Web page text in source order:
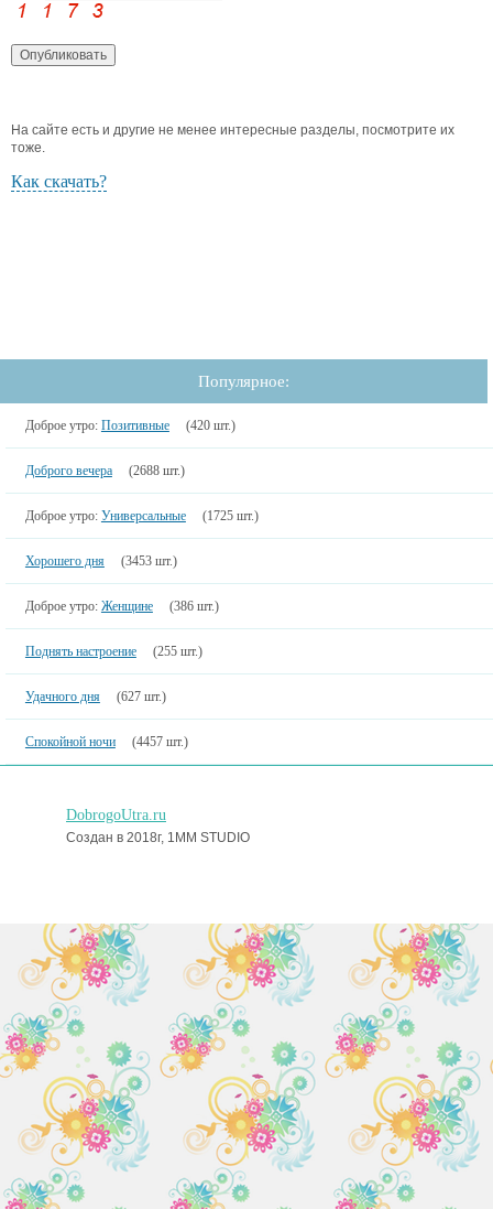
На сайте есть и другие не менее интересные разделы, посмотрите их
тоже.
Как скачать?
Популярное:
Доброе утро: Позитивные (420 шт.)
Доброго вечера (2688 шт.)
Доброе утро: Универсальные (1725 шт.)
Хорошего дня (3453 шт.)
Доброе утро: Женщине (386 шт.)
Поднять настроение (255 шт.)
Удачного дня (627 шт.)
Спокойной ночи (4457 шт.)
DobrogoUtra.ru
Создан в 2018г, 1MM STUDIO